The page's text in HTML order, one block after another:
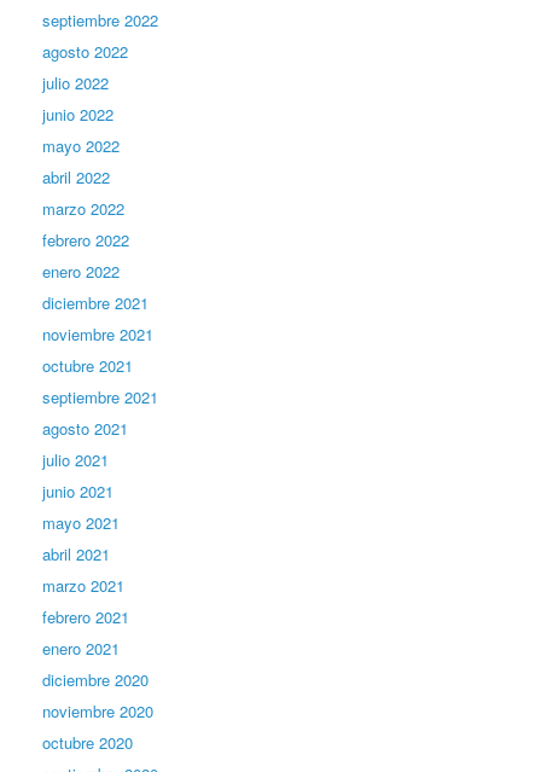
septiembre 2022
agosto 2022
julio 2022
junio 2022
mayo 2022
abril 2022
marzo 2022
febrero 2022
enero 2022
diciembre 2021
noviembre 2021
octubre 2021
septiembre 2021
agosto 2021
julio 2021
junio 2021
mayo 2021
abril 2021
marzo 2021
febrero 2021
enero 2021
diciembre 2020
noviembre 2020
octubre 2020